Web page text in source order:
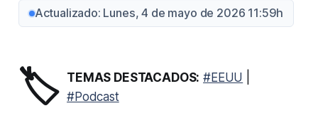
Actualizado: Lunes, 4 de mayo de 2026 11:59h
🏷️ TEMAS DESTACADOS: #EEUU
#Podcast